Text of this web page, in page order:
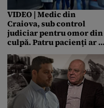
VIDEO | Medic din
Craiova, sub control
judiciar pentru omor din
culpă. Patru pacienți ar fi
efectuate de acesta |
UPDATE